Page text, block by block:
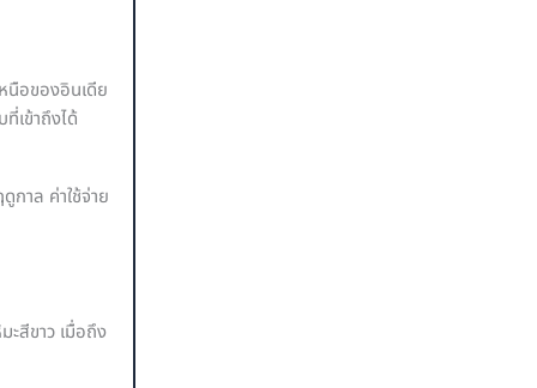
นือของอินเดีย
เข้าถึงได้
กาล ค่าใช้จ่าย
สีขาว เมื่อถึง